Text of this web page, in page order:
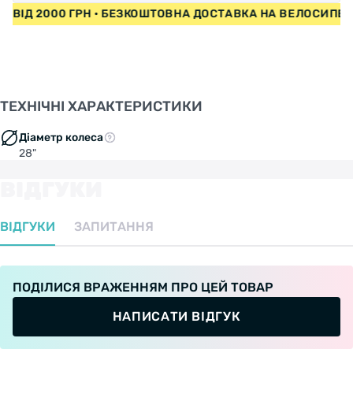
ВІД 2000 ГРН • БЕЗКОШТОВНА ДОСТАВКА НА
ТЕХНІЧНІ ХАРАКТЕРИСТИКИ
Діаметр колеса
28"
ВІДГУКИ ЗАПИТАННЯ
ПОДІЛИСЯ ВРАЖЕННЯМ ПРО ЦЕЙ ТОВАР
НАПИСАТИ ВІДГУК